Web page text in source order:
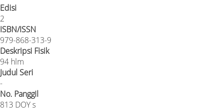
Edisi
2
ISBN/ISSN
979-868-313-9
Deskripsi Fisik
94 hlm
Judul Seri
-
No. Panggil
813 DOY s